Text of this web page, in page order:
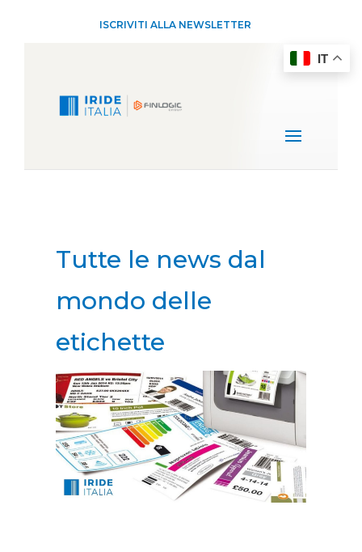
ISCRIVITI ALLA NEWSLETTER
Tutte le news dal
mondo delle
etichette
IT